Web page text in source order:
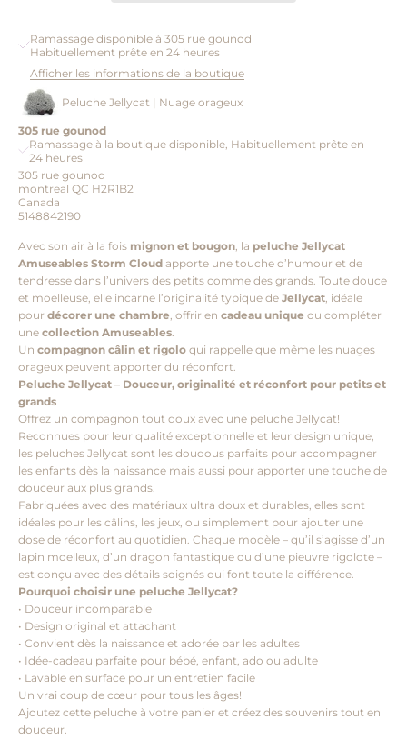
Ramassage disponible à 305 rue gounod
Habituellement prête en 24 heures
Afficher les informations de la boutique
Peluche Jellycat | Nuage orageux
305 rue gounod
Ramassage à la boutique disponible, Habituellement prête en
24 heures
305 rue gounod
montreal QC H2R1B2
Canada
5148842190
Avec son air à la fois mignon et bougon, la peluche Jellycat
Amuseables Storm Cloud apporte une touche d’humour et de
tendresse dans l’univers des petits comme des grands. Toute douce
et moelleuse, elle incarne l’originalité typique de Jellycat, idéale
pour décorer une chambre, offrir en cadeau unique ou compléter
une collection Amuseables.
Un compagnon câlin et rigolo qui rappelle que même les nuages
orageux peuvent apporter du réconfort.
Peluche Jellycat – Douceur, originalité et réconfort pour petits et
grands
Offrez un compagnon tout doux avec une peluche Jellycat!
Reconnues pour leur qualité exceptionnelle et leur design unique,
les peluches Jellycat sont les doudous parfaits pour accompagner
les enfants dès la naissance mais aussi pour apporter une touche de
douceur aux plus grands.
Fabriquées avec des matériaux ultra doux et durables, elles sont
idéales pour les câlins, les jeux, ou simplement pour ajouter une
dose de réconfort au quotidien. Chaque modèle – qu’il s’agisse d’un
lapin moelleux, d’un dragon fantastique ou d’une pieuvre rigolote –
est conçu avec des détails soignés qui font toute la différence.
Pourquoi choisir une peluche Jellycat?
• Douceur incomparable
• Design original et attachant
• Convient dès la naissance et adorée par les adultes
• Idée-cadeau parfaite pour bébé, enfant, ado ou adulte
• Lavable en surface pour un entretien facile
Un vrai coup de cœur pour tous les âges!
Ajoutez cette peluche à votre panier et créez des souvenirs tout en
douceur.